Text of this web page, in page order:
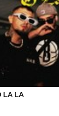
LA LA